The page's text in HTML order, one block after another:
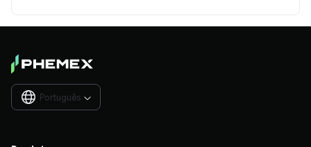
Português 